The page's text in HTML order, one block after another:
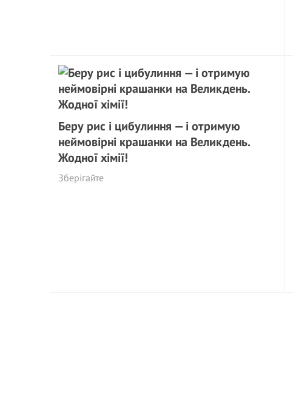
Беру рис і цибулиння — і отримую
неймовірні крашанки на Великдень.
Жодної хімії!
Зберігайте